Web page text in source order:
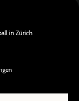
in Zürich